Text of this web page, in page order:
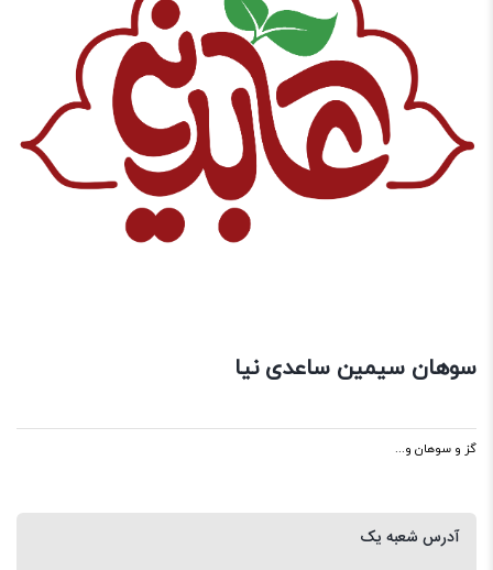
سوهان سیمین ساعدی نیا
گز و سوهان و...
آدرس شعبه یک